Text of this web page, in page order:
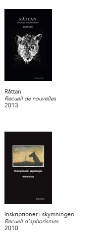
Råttan
Recueil de nouvelles
2013
Inskriptioner i skymningen
Recueil d’aphorismes
2010